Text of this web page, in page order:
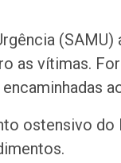
(SAMU)
as vítimas.
ostensivo do